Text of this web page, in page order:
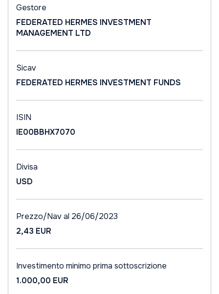
Gestore
FEDERATED HERMES INVESTMENT
MANAGEMENT LTD
Sicav
FEDERATED HERMES INVESTMENT FUNDS
ISIN
IE00BBHX7070
Divisa
USD
Prezzo/Nav al 26/06/2023
2,43 EUR
Investimento minimo prima sottoscrizione
1.000,00 EUR